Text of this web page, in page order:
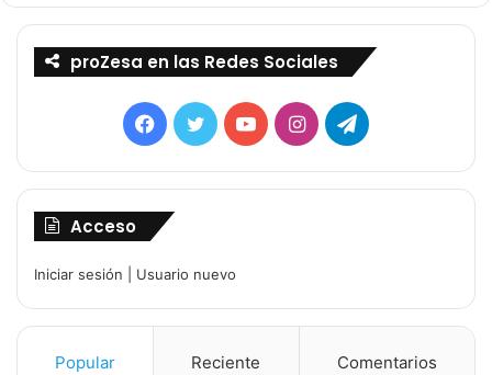
proZesa en las Redes Sociales
Facebook
TwitterYouTubeInstagramTelegram
Acceso
Iniciar sesión Usuario nuevo
Popular Reciente Comentarios